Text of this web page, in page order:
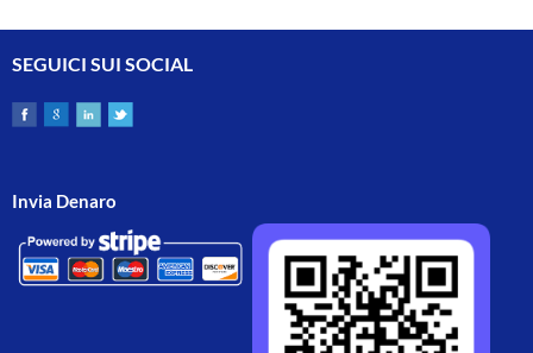
SEGUICI SUI SOCIAL
Invia Denaro